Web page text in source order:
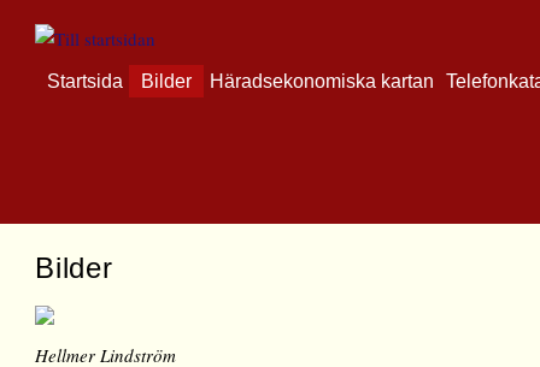
Startsida Bilder Häradsekonomiska kartan
Bilder
Hellmer Lindström